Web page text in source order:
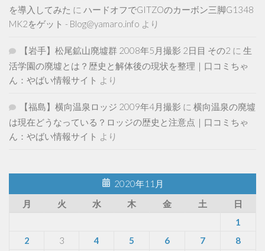
を導入してみた に ハードオフでGITZOのカーボン三脚G1348
MK2をゲット - Blog@yamaro.info より
【岩手】松尾鉱山廃墟群 2008年5月撮影 2日目 その2 に 生
活学園の廃墟とは？歴史と解体後の現状を整理｜口コミちゃ
ん：やばい情報サイト
より
【福島】横向温泉ロッジ 2009年4月撮影 に 横向温泉の廃墟
は現在どうなっている？ロッジの歴史と注意点｜口コミちゃ
ん：やばい情報サイト
より
2020年11月
月
火 水 木 金 土
日
1
2
3 4 5 6 7
8